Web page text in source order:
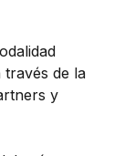
través de la
y